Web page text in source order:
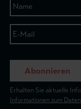
Abonnieren
Erhalten Sie aktuelle
Informationen zum